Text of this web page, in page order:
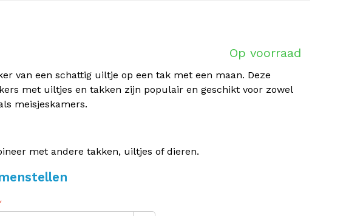
Op voorraad
van een schattig uiltje op een tak met een maan. Deze
met uiltjes en takken zijn populair en geschikt voor zowel
meisjeskamers.
met andere takken, uiltjes of dieren.